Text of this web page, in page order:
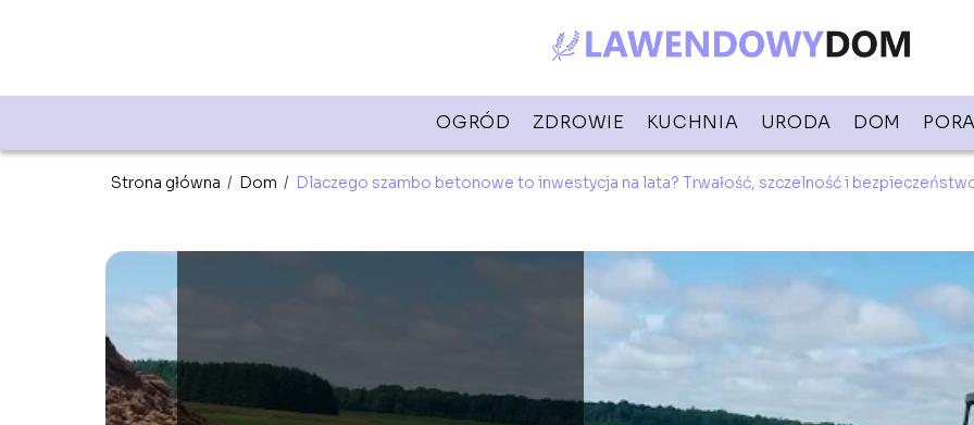
OGRÓD ZDROWIE KUCHNIA URODA DOM
Strona główna / Dom / Dlaczego szambo betonowe to inwestycja na lata? Trwałość, szczelność i